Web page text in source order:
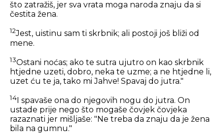
što zatražiš, jer sva vrata moga naroda znaju da si
čestita žena.
12Jest, uistinu sam ti skrbnik; ali postoji još bliži od
mene.
13Ostani noćas; ako te sutra ujutro on kao skrbnik
htjedne uzeti, dobro, neka te uzme; a ne htjedne li,
uzet ću te ja, tako mi Jahve! Spavaj do jutra."
14 I spavaše ona do njegovih nogu do jutra. On
ustade prije nego što mogaše čovjek čovjeka
razaznati jer mišljaše: "Ne treba da znaju da je žena
bila na gumnu."